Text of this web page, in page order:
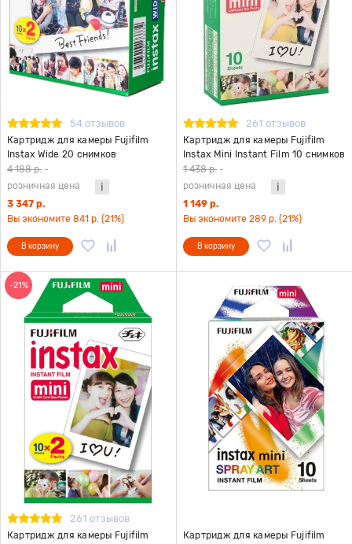
54 отзывов
Картридж для камеры Fujifilm
Instax Wide 20 снимков
4 188 р. -
розничная цена
3 347 р.
Вы экономите 841 р. (21%)
В корзину
261 отзывов
Картридж для камеры Fujifilm
Instax Mini Instant Film 10 снимков
1 438 р. -
розничная цена
1 149 р.
Вы экономите 289 р. (21%)
В корзину
-21%
261 отзывов
Картридж для камеры Fujifilm Картридж для камеры Fujifilm